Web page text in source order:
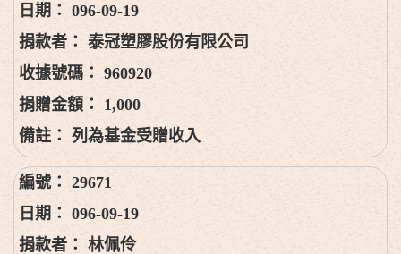
096-09-19
泰冠塑膠股份有限公司
960920
1,000
列為基金受贈收入
29671
096-09-19
林佩伶